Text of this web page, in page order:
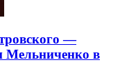
—
Мельниченко в